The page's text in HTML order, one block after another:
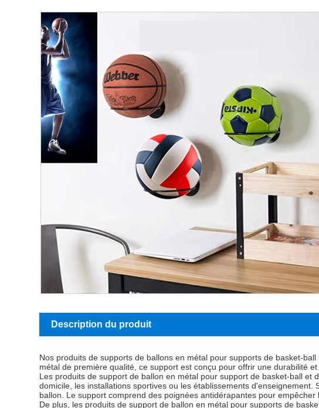
Description du produit
Nos produits de supports de ballons en métal pour supports de basket-
métal de première qualité, ce support est conçu pour offrir une durabilité
Les produits de support de ballon en métal pour support de basket-ball
domicile, les installations sportives ou les établissements
ballon. Le support comprend des poignées antidérapantes pour
De plus, les produits de support de ballon en métal pour supports de